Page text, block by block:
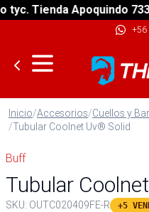
Tienda Apoquindo 7331.
+56
Inicio/Accesorios/Cuellos y
/Tubular Coolnet Uv® Solid
Buff
Tubular
SKU: OUTC020409FE-R +5